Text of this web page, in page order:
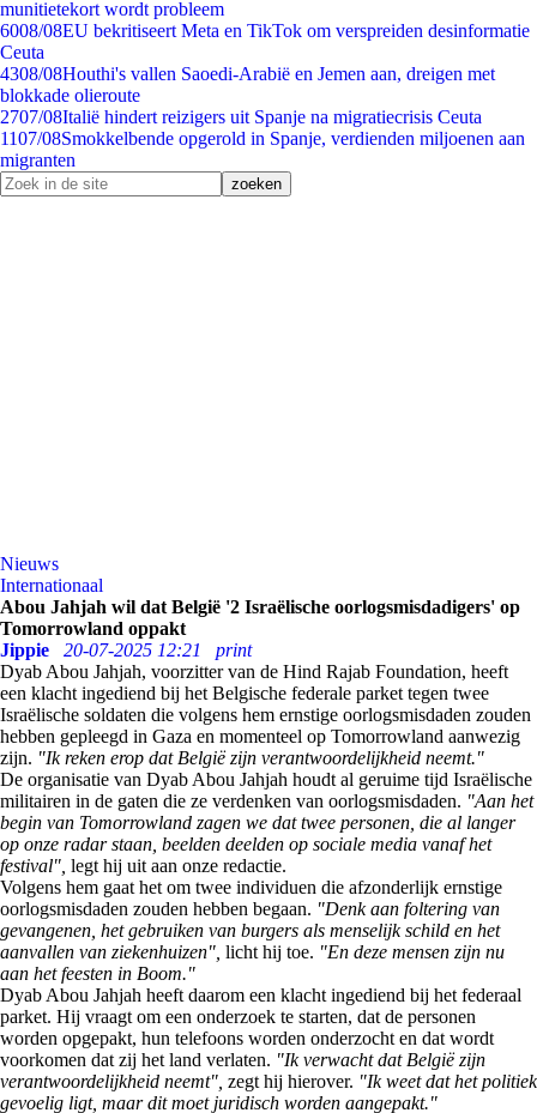
munitietekort wordt probleem
6008/08EU bekritiseert Meta en TikTok om verspreiden desinformatie
Ceuta
4308/08Houthi's vallen Saoedi-Arabië en Jemen aan, dreigen met
blokkade olieroute
2707/08Italië hindert reizigers uit Spanje na migratiecrisis Ceuta
1107/08Smokkelbende opgerold in Spanje, verdienden miljoenen aan
migranten
Nieuws
Internationaal
Abou Jahjah wil dat België '2 Israëlische oorlogsmisdadigers' op
Tomorrowland oppakt
Jippie
20-07-2025 12:21
print
Dyab Abou Jahjah, voorzitter van de Hind Rajab Foundation, heeft
een klacht ingediend bij het Belgische federale parket tegen twee
Israëlische soldaten die volgens hem ernstige oorlogsmisdaden zouden
hebben gepleegd in Gaza en momenteel op Tomorrowland aanwezig
zijn. "Ik reken erop dat België zijn verantwoordelijkheid neemt."
De organisatie van Dyab Abou Jahjah houdt al geruime tijd Israëlische
militairen in de gaten die ze verdenken van oorlogsmisdaden. "Aan het
begin van Tomorrowland zagen we dat twee personen, die al langer
op onze radar staan, beelden deelden op sociale media vanaf het
festival", legt hij uit aan onze redactie.
Volgens hem gaat het om twee individuen die afzonderlijk ernstige
oorlogsmisdaden zouden hebben begaan. "Denk aan foltering van
gevangenen, het gebruiken van burgers als menselijk schild en het
aanvallen van ziekenhuizen", licht hij toe. "En deze mensen zijn nu
aan het feesten in Boom."
Dyab Abou Jahjah heeft daarom een klacht ingediend bij het federaal
parket. Hij vraagt om een onderzoek te starten, dat de personen
worden opgepakt, hun telefoons worden onderzocht en dat wordt
voorkomen dat zij het land verlaten. "Ik verwacht dat België zijn
verantwoordelijkheid neemt", zegt hij hierover. "Ik weet dat het politiek
gevoelig ligt, maar dit moet juridisch worden aangepakt."